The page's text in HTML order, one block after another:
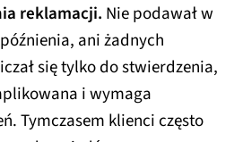
reklamacji. Nie podawał w
ani żadnych
się tylko do stwierdzenia,
i wymaga
Tymczasem klienci często